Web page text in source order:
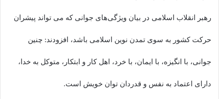
رهبر انقلاب اسلامی در بیان ویژگی‌های جوانی که می تواند پیشران
حرکت کشور به سوی تمدن نوین اسلامی باشد، افزودند: چنین
جوانی، با انگیزه، با ایمان، با خرد، اهل کار و ابتکار، متوکل به خدا،
دارای اعتماد به نفس و قدردان توان خویش است.